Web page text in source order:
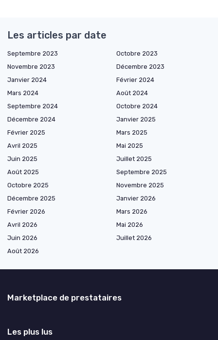
Les articles par date
Septembre 2023
Octobre 2023
Novembre 2023
Décembre 2023
Janvier 2024
Février 2024
Mars 2024
Août 2024
Septembre 2024
Octobre 2024
Décembre 2024
Janvier 2025
Février 2025
Mars 2025
Avril 2025
Mai 2025
Juin 2025
Juillet 2025
Août 2025
Septembre 2025
Octobre 2025
Novembre 2025
Décembre 2025
Janvier 2026
Février 2026
Mars 2026
Avril 2026
Mai 2026
Juin 2026
Juillet 2026
Août 2026
Marketplace de prestataires
Les plus lus